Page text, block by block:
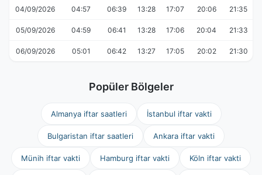
04/09/2026 04:57 06:39 13:28 17:07 20:06 21:35
05/09/2026 04:59 06:41 13:28 17:06 20:04 21:33
06/09/2026 05:01 06:42 13:27 17:05 20:02 21:30
Popüler Bölgeler
Almanya iftar saatleri İstanbul iftar vakti
Bulgaristan iftar saatleri Ankara iftar vakti
Münih iftar vakti Hamburg iftar vakti Köln iftar vakti